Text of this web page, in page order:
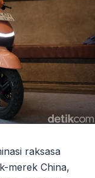
raksasa
merek China,